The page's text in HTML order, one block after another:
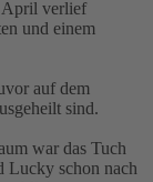
April verlief
und einem
auf dem
sind.
war das Tuch
Lucky schon nach